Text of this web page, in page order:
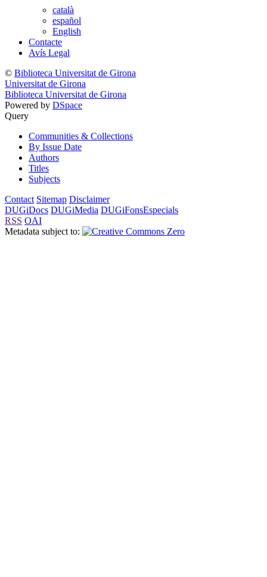
català
español
English
Contacte
Avís Legal
© Biblioteca Universitat de Girona
Universitat de Girona
Biblioteca Universitat de Girona
Powered by DSpace
Query
Communities & Collections
By Issue Date
Authors
Titles
Subjects
Contact Sitemap Disclaimer
DUGiDocs DUGiMedia DUGiFonsEspecials
RSS OAI
Metadata subject to: